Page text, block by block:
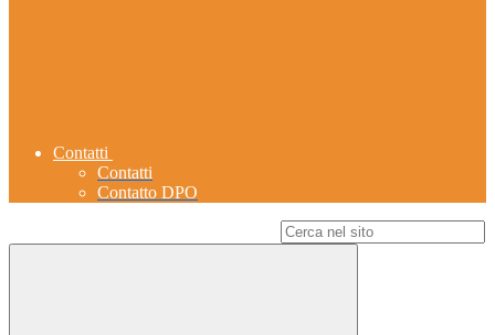
Contatti
Contatti
Contatto DPO